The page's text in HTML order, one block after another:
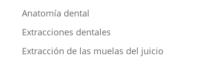
Anatomía dental
Extracciones dentales
Extracción de las muelas del juicio